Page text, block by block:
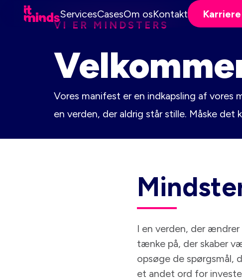
ServicesCasesOm osKontakt
Karriere
VI ER MINDSTERS
Vores manifest er en indkapsling af
en verden, der aldrig står stille. Måske det
I en verden, der
tænke på, der skaber
opsøge de spørgsmål,
et andet ord for